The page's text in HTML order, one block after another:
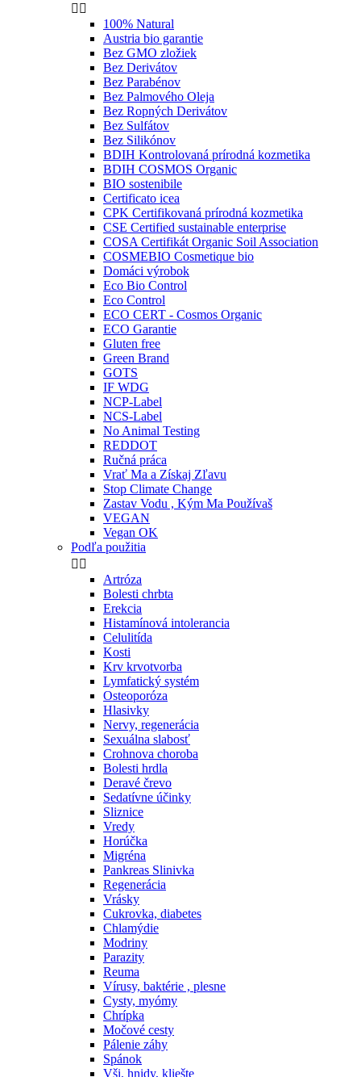
 
100% Natural
Austria bio garantie
Bez GMO zložiek
Bez Derivátov
Bez Parabénov
Bez Palmového Oleja
Bez Ropných Derivátov
Bez Sulfátov
Bez Silikónov
BDIH Kontrolovaná prírodná kozmetika
BDIH COSMOS Organic
BIO sostenibile
Certificato icea
CPK Certifikovaná prírodná kozmetika
CSE Certified sustainable enterprise
COSA Certifikát Organic Soil Association
COSMEBIO Cosmetique bio
Domáci výrobok
Eco Bio Control
Eco Control
ECO CERT - Cosmos Organic
ECO Garantie
Gluten free
Green Brand
GOTS
IF WDG
NCP-Label
NCS-Label
No Animal Testing
REDDOT
Ručná práca
Vrať Ma a Získaj Zľavu
Stop Climate Change
Zastav Vodu , Kým Ma Používaš
VEGAN
Vegan OK
Podľa použitia
 
Artróza
Bolesti chrbta
Erekcia
Histamínová intolerancia
Celulitída
Kosti
Krv krvotvorba
Lymfatický systém
Osteoporóza
Hlasivky
Nervy, regenerácia
Sexuálna slabosť
Crohnova choroba
Bolesti hrdla
Deravé črevo
Sedatívne účinky
Sliznice
Vredy
Horúčka
Migréna
Pankreas Slinivka
Regenerácia
Vrásky
Cukrovka, diabetes
Chlamýdie
Modriny
Parazity
Reuma
Vírusy, baktérie , plesne
Cysty, myómy
Chrípka
Močové cesty
Pálenie záhy
Spánok
Vši, hnidy, kliešte